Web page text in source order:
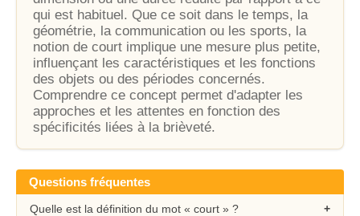
qui est habituel. Que ce soit dans le temps, la
géométrie, la communication ou les sports, la
notion de court implique une mesure plus petite,
influençant les caractéristiques et les fonctions
des objets ou des périodes concernés.
Comprendre ce concept permet d'adapter les
approches et les attentes en fonction des
spécificités liées à la brièveté.
Questions fréquentes
Quelle est la définition du mot « court » ?